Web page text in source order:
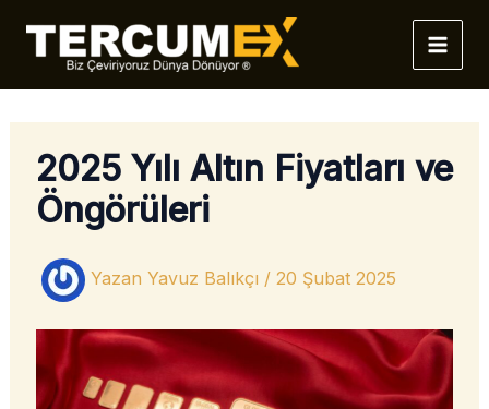
atla
2025 Yılı Altın Fiyatları ve
Öngörüleri
Yazan Yavuz Balıkçı / 20 Şubat 2025